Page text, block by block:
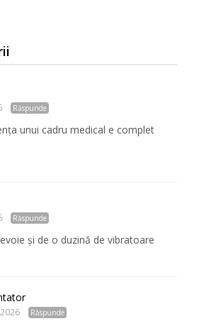
Răspunde
unui cadru medical e complet
Răspunde
și de o duzină de vibratoare
Răspunde